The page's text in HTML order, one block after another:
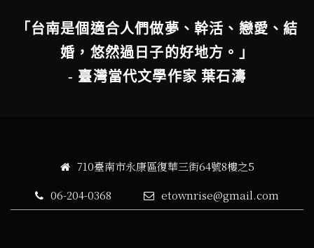
「台南是個適合人們做夢、幹活、戀愛、結
婚，悠然過日子的好地方。」
- 臺灣當代文學作家 葉石濤
710臺南市永康區復華三街64號8樓之5
06-204-0368
etownrise@gmail.com